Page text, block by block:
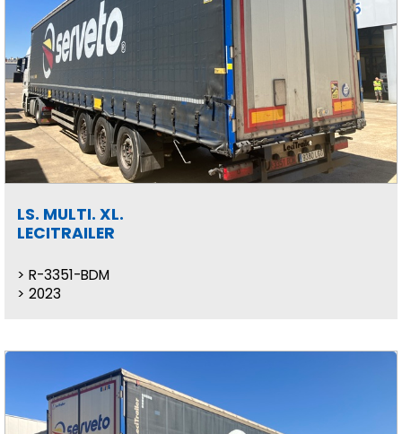
LS. MULTI. XL.
LECITRAILER
R-3351-BDM
2023